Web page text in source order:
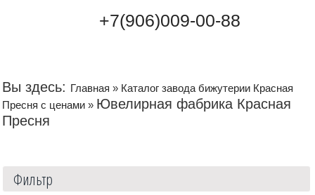
+7(906)009-00-88
Вы здесь: Главная » Каталог завода бижутерии Красная
Пресня с ценами » Ювелирная фабрика Красная
Пресня
Фильтр